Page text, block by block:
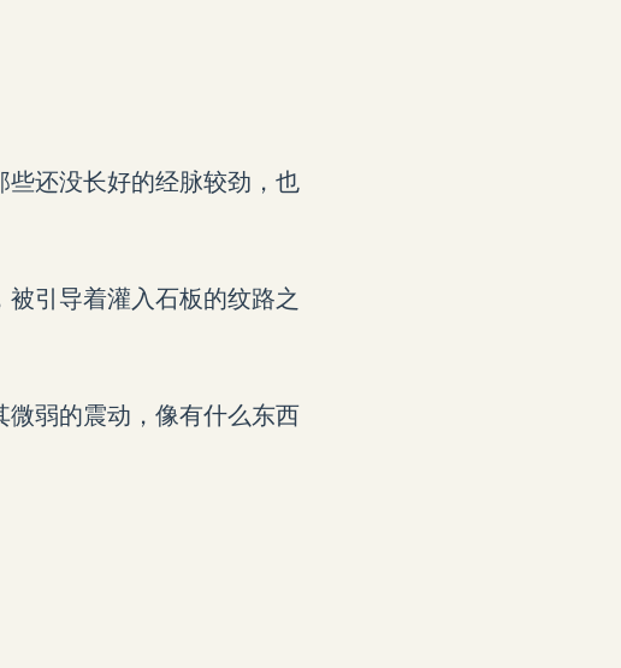
还没长好的经脉较劲，也
引导着灌入石板的纹路之
弱的震动，像有什么东西